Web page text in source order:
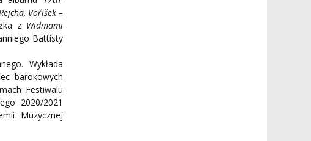
Vořišek –
z Widmami
Battisty
Wykłada
barokowych
Festiwalu
2020/2021
Muzycznej